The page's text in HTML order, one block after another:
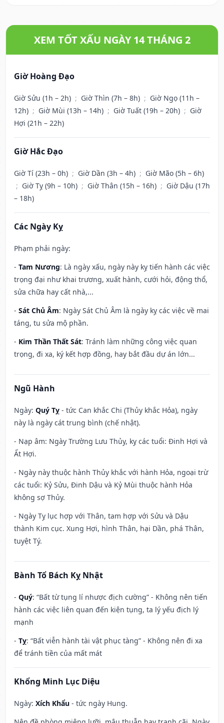
XEM TỐT XẤU NGÀY 14 THÁNG 2
Giờ Hoàng Đạo
Giờ Sửu (1h – 2h) ; Giờ Thìn (7h – 8h) ; Giờ Ngọ (11h –
12h) ; Giờ Mùi (13h – 14h) ; Giờ Tuất (19h – 20h) ; Giờ
Hợi (21h – 22h)
Giờ Hắc Đạo
Giờ Tí (23h – 0h) ; Giờ Dần (3h – 4h) ; Giờ Mão (5h – 6h)
; Giờ Tỵ (9h – 10h) ; Giờ Thân (15h – 16h) ; Giờ Dậu (17h
– 18h)
Các Ngày Kỵ
Phạm phải ngày:
- Tam Nương: Là ngày xấu, ngày này kỵ tiến hành các việc
trọng đại như khai trương, xuất hành, cưới hỏi, động thổ,
sửa chữa hay cất nhà,...
- Sát Chủ Âm: Ngày Sát Chủ Âm là ngày kỵ các việc về mai
táng, tu sửa mộ phần.
- Kim Thần Thất Sát: Tránh làm những công việc quan
trọng, đi xa, ký kết hợp đồng, hay bắt đầu dự án lớn...
Ngũ Hành
Ngày: Quý Tỵ - tức Can khắc Chi (Thủy khắc Hỏa), ngày
này là ngày cát trung bình (chế nhật).
- Nạp âm: Ngày Trường Lưu Thủy, kỵ các tuổi: Đinh Hợi và
Ất Hợi.
- Ngày này thuộc hành Thủy khắc với hành Hỏa, ngoại trừ
các tuổi: Kỷ Sửu, Đinh Dậu và Kỷ Mùi thuộc hành Hỏa
không sợ Thủy.
- Ngày Tỵ lục hợp với Thân, tam hợp với Sửu và Dậu
thành Kim cục. Xung Hợi, hình Thân, hại Dần, phá Thân,
tuyệt Tý.
Bành Tổ Bách Kỵ Nhật
- Quý: “Bất từ tụng lí nhược địch cường” - Không nên tiến
hành các việc liên quan đến kiện tụng, ta lý yếu địch lý
mạnh
- Tỵ: “Bất viễn hành tài vật phục tàng” - Không nên đi xa
để tránh tiền của mất mát
Khổng Minh Lục Diệu
Ngày: Xích Khẩu - tức ngày Hung.